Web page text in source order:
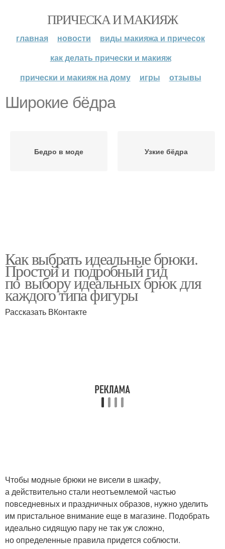
ПРИЧЕСКА И МАКИЯЖ
главная новости
виды макияжа и причесок
как делать прически и макияж
прически и макияж на дому
игры отзывы
Широкие бёдра
Бедро в моде Узкие бёдра
Как выбрать идеальные брюки.
Простой и подробный гид
по выбору идеальных брюк для
каждого типа фигуры
Рассказать ВКонтакте
Чтобы модные брюки не висели в шкафу,
а действительно стали неотъемлемой частью
повседневных и праздничных образов, нужно уделить
им пристальное внимание еще в магазине. Подобрать
идеально сидящую пару не так уж сложно,
но определенные правила придется соблюсти.